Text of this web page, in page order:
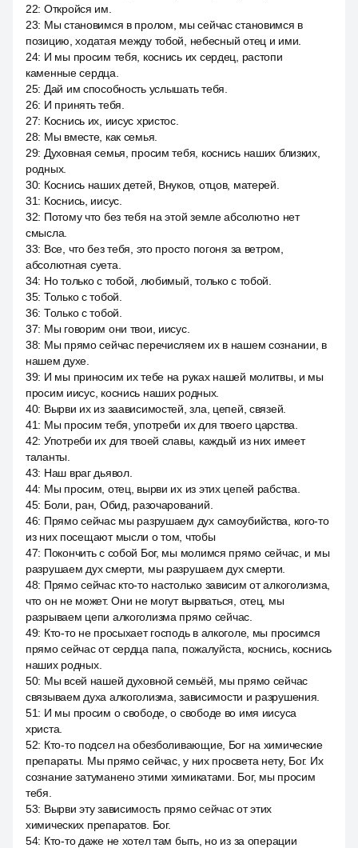
22: Откройся им.
23: Мы становимся в пролом, мы сейчас становимся в
позицию, ходатая между тобой, небесный отец и ими.
24: И мы просим тебя, коснись их сердец, растопи
каменные сердца.
25: Дай им способность услышать тебя.
26: И принять тебя.
27: Коснись их, иисус христос.
28: Мы вместе, как семья.
29: Духовная семья, просим тебя, коснись наших близких,
родных.
30: Коснись наших детей, Внуков, отцов, матерей.
31: Коснись, иисус.
32: Потому что без тебя на этой земле абсолютно нет
смысла.
33: Все, что без тебя, это просто погоня за ветром,
абсолютная суета.
34: Но только с тобой, любимый, только с тобой.
35: Только с тобой.
36: Только с тобой.
37: Мы говорим они твои, иисус.
38: Мы прямо сейчас перечисляем их в нашем сознании, в
нашем духе.
39: И мы приносим их тебе на руках нашей молитвы, и мы
просим иисус, коснись наших родных.
40: Вырви их из заависимостей, зла, цепей, связей.
41: Мы просим тебя, употреби их для твоего царства.
42: Употреби их для твоей славы, каждый из них имеет
таланты.
43: Наш враг дьявол.
44: Мы просим, отец, вырви их из этих цепей рабства.
45: Боли, ран, Обид, разочарований.
46: Прямо сейчас мы разрушаем дух самоубийства, кого-то
из них посещают мысли о том, чтобы
47: Покончить с собой Бог, мы молимся прямо сейчас, и мы
разрушаем дух смерти, мы разрушаем дух смерти.
48: Прямо сейчас кто-то настолько зависим от алкоголизма,
что он не может. Они не могут вырваться, отец, мы
разрываем цепи алкоголизма прямо сейчас.
49: Кто-то не просыхает господь в алкоголе, мы просимся
прямо сейчас от сердца папа, пожалуйста, коснись, коснись
наших родных.
50: Мы всей нашей духовной семьёй, мы прямо сейчас
связываем духа алкоголизма, зависимости и разрушения.
51: И мы просим о свободе, о свободе во имя иисуса
христа.
52: Кто-то подсел на обезболивающие, Бог на химические
препараты. Мы прямо сейчас, у них просвета нету, Бог. Их
сознание затуманено этими химикатами. Бог, мы просим
тебя.
53: Вырви эту зависимость прямо сейчас от этих
химических препаратов. Бог.
54: Кто-то даже не хотел там быть, но из за операции